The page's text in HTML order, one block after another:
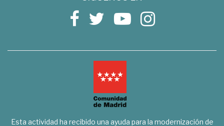
Esta actividad ha recibido una ayuda para la modernización de